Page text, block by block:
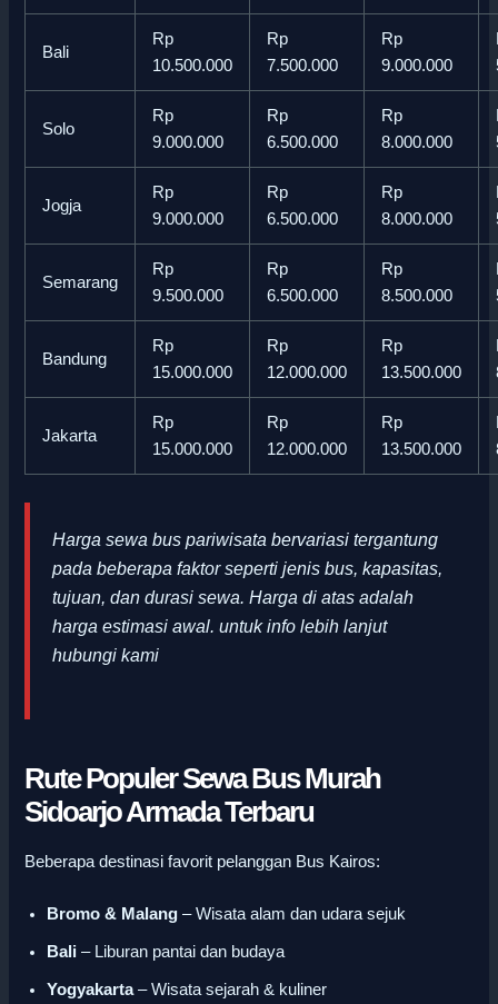
Bali
Rp
10.500.000
Rp
7.500.000
Rp
9.000.000
Solo
Rp
9.000.000
Rp
6.500.000
Rp
8.000.000
Jogja
Rp
9.000.000
Rp
6.500.000
Rp
8.000.000
Semarang
Rp
9.500.000
Rp
6.500.000
Rp
8.500.000
Bandung
Rp
15.000.000
Rp
12.000.000
Rp
13.500.000
Jakarta
Rp
15.000.000
Rp
12.000.000
Rp
13.500.000
Harga sewa bus pariwisata bervariasi tergantung
pada beberapa faktor seperti jenis bus, kapasitas,
tujuan, dan durasi sewa. Harga di atas adalah
harga estimasi awal .untuk info lebih lanjut
hubungi kami
Rute Populer Sewa Bus Murah
Sidoarjo Armada Terbaru
Beberapa destinasi favorit pelanggan Bus Kairos:
Bromo & Malang – Wisata alam dan udara sejuk
Bali – Liburan pantai dan budaya
Yogyakarta– Wisata sejarah & kuliner